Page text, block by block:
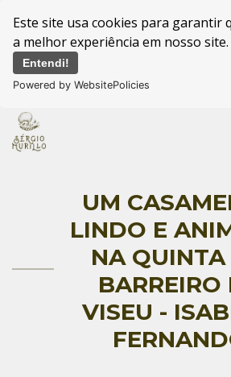
Este site usa cookies para garantir
a melhor experiência em nosso site.
Entendi!
Powered by WebsitePolicies
UM
LINDO E
NA
BARREIRO
VISEU -